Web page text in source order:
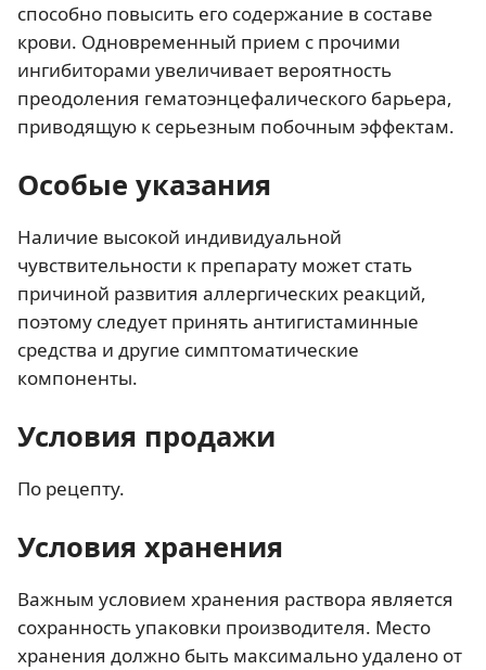
способно повысить его содержание в составе
крови. Одновременный прием с прочими
ингибиторами увеличивает вероятность
преодоления гематоэнцефалического барьера,
приводящую к серьезным побочным эффектам.
Особые указания
Наличие высокой индивидуальной
чувствительности к препарату может стать
причиной развития аллергических реакций,
поэтому следует принять антигистаминные
средства и другие симптоматические
компоненты.
Условия продажи
По рецепту.
Условия хранения
Важным условием хранения раствора является
сохранность упаковки производителя. Место
хранения должно быть максимально удалено от